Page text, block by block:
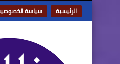
الرئيسية سياسة